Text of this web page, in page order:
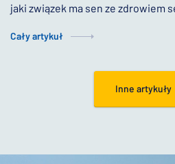
jaki związek ma sen ze zdrowiem
Cały artykuł
Inne artykuły